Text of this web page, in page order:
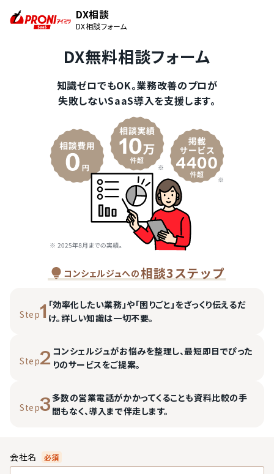
DX相談
DX相談フォーム
DX無料相談フォーム
知識ゼロでもOK。業務改善のプロが
失敗しないSaaS導入を支援します。
コンシェルジュへの相談3ステップ
Step1 「効率化したい業務」や「困りごと」をざっくり伝えるだ
け。詳しい知識は一切不要。
Step2 コンシェルジュがお悩みを整理し、最短即日でぴった
りのサービスをご提案。
Step3多数の営業電話がかかってくることも資料比較の手
間もなく、導入まで伴走します。
会社名 必須